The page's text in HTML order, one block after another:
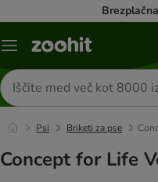
Meni
Iskanje
izdelkov
Psi Briketi za pse
Concept for Life